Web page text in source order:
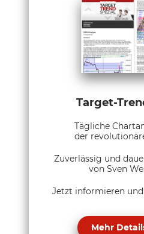
Target-
Tägliche
der
Zuverlässig und
von Sven
Jetzt informieren
Mehr